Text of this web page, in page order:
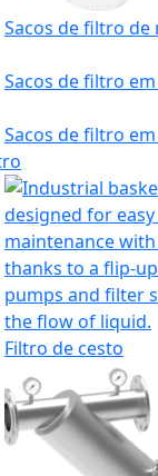
Sacos de filtro de
Sacos de filtro
Sacos de filtro
Filtro de cesto